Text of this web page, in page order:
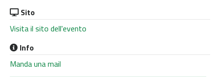
Sito
Visita il sito dell'evento
Info
Manda una mail